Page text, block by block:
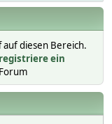
diesen Bereich.
registriere ein